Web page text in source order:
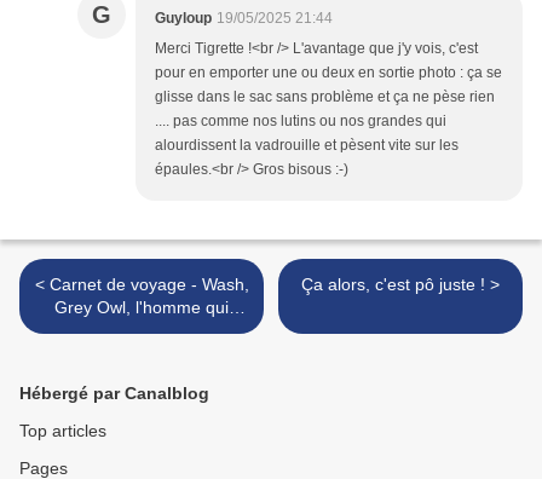
G Guyloup 19/05/2025 21:44
Merci Tigrette !<br /> L'avantage que j'y vois, c'est
pour en emporter une ou deux en sortie photo : ça se
glisse dans le sac sans problème et ça ne pèse rien
.... pas comme nos lutins ou nos grandes qui
alourdissent la vadrouille et pèsent vite sur les
épaules.<br /> Gros bisous :-)
< Carnet de voyage - Wash,
Grey Owl, l'homme qui
voulait être indien, et des
Ça alors, c'est pô juste ! >
Hébergé par Canalblog
Top articles
Pages